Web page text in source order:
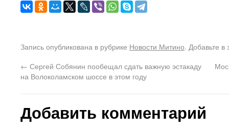
Запись опубликована в рубрике Новости Митино. Добавьте в
← Сергей Собянин пообещал сдать важную эстакаду
на Волоколамском шоссе в этом году
Добавить комментарий